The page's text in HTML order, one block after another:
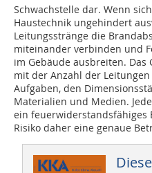
Schwachstelle dar. Wenn
Haustechnik ungehindert
Leitungsstränge die
miteinander verbinden und
im Gebäude ausbreiten.
mit der Anzahl der
Aufgaben, den
Materialien und Medien.
ein feuerwiderstandsfähiges
Risiko daher eine genaue